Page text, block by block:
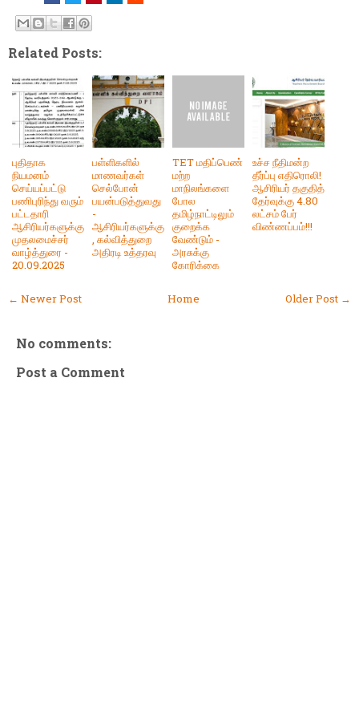
Related Posts:
புதிதாக
நியமனம்
செய்யப்பட்டு
பணிபுரிந்து வரும்
பட்டதாரி
ஆசிரியர்களுக்கு
முதலமைச்சர்
வாழ்த்துரை -
20.09.2025
பள்ளிகளில்
மாணவர்கள்
செல்போன்
பயன்படுத்துவது
-
ஆசிரியர்களுக்கு
, கல்வித்துறை
அதிரடி உத்தரவு
TET மதிப்பெண்
மற்ற
மாநிலங்களை
போல
தமிழ்நாட்டிலும்
குறைக்க
வேண்டும் -
அரசுக்கு
கோரிக்கை
உச்ச நீதிமன்ற
தீர்ப்பு எதிரொலி!
ஆசிரியர் தகுதித்
தேர்வுக்கு 4.80
லட்சம் பேர்
விண்ணப்பம்!!!
← Newer Post Older Post →
Home
No comments:
Post a Comment